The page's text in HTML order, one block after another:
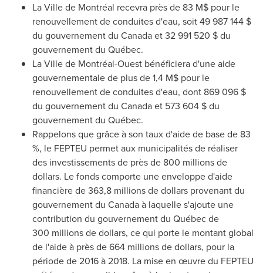
La Ville de Montréal recevra près de 83 M$ pour le
renouvellement de conduites d'eau, soit 49 987 144 $
du gouvernement du Canadaet 32 991 520 $ du
gouvernement du Québec.
La Ville de Montréal-Ouest bénéficiera d'une aide
gouvernementale de plus de 1,4 M$ pour le
renouvellement de conduites d'eau, dont 869 096 $
du gouvernement du Canadaet 573 604 $ du
gouvernement du Québec.
Rappelons que grâce à son taux d'aide de base de 83
%, le FEPTEU permet aux municipalités de réaliser
des investissements de près de 800 millions de
dollars. Le fonds comporte une enveloppe d'aide
financière de 363,8 millions de dollars provenant du
gouvernement du Canadaà laquelle s'ajoute une
contribution du gouvernement du Québec de
300 millions de dollars, ce qui porte le montant global
de l'aide à près de 664 millions de dollars, pour la
période de 2016 à 2018. La mise en œuvre du FEPTEU